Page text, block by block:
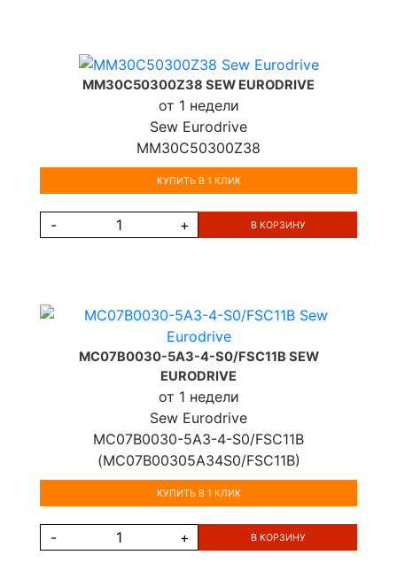
MM30C50300Z38 SEW EURODRIVE
от 1 недели
Sew Eurodrive
MM30C50300Z38
КУПИТЬ В 1 КЛИК
- + В КОРЗИНУ
MC07B0030-5A3-4-S0/FSC11B SEW
EURODRIVE
от 1 недели
Sew Eurodrive
MC07B0030-5A3-4-S0/FSC11B
(MC07B00305A34S0/FSC11B)
КУПИТЬ В 1 КЛИК
- + В КОРЗИНУ